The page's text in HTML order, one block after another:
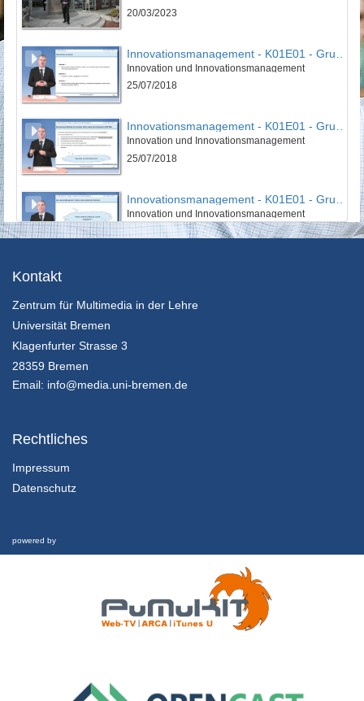
20/03/2023
Innovation und Innovationsmanagement
25/07/2018
Innovationsmanagement - K01E01 - Grundlagen des Innovationsmanagement - Teil 02
Innovation und Innovationsmanagement
25/07/2018
Innovation und Innovationsmanagement
25/07/2018
25/07/2018
Innovation in Zahlen
Kontakt
Zentrum für Multimedia in der Lehre
Universität Bremen
Klagenfurter Strasse 3
28359 Bremen
Email: info@media.uni-bremen.de
Rechtliches
Impressum
Datenschutz
powered by